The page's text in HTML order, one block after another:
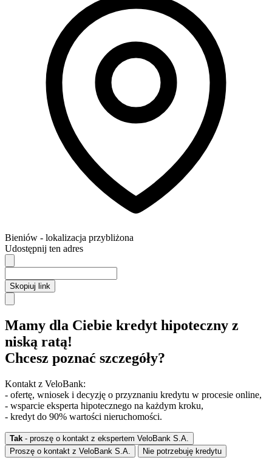
Bieniów - lokalizacja przybliżona
Udostępnij ten adres
Skopiuj link
Mamy dla Ciebie kredyt hipoteczny z
niską ratą!
Chcesz poznać szczegóły?
Kontakt z VeloBank:
- ofertę, wniosek i decyzję o przyznaniu kredytu w procesie online,
- wsparcie eksperta hipotecznego na każdym kroku,
- kredyt do 90% wartości nieruchomości.
Tak - proszę o kontakt z ekspertem VeloBank S.A.
Proszę o kontakt z VeloBank S.A.
Nie potrzebuję kredytu